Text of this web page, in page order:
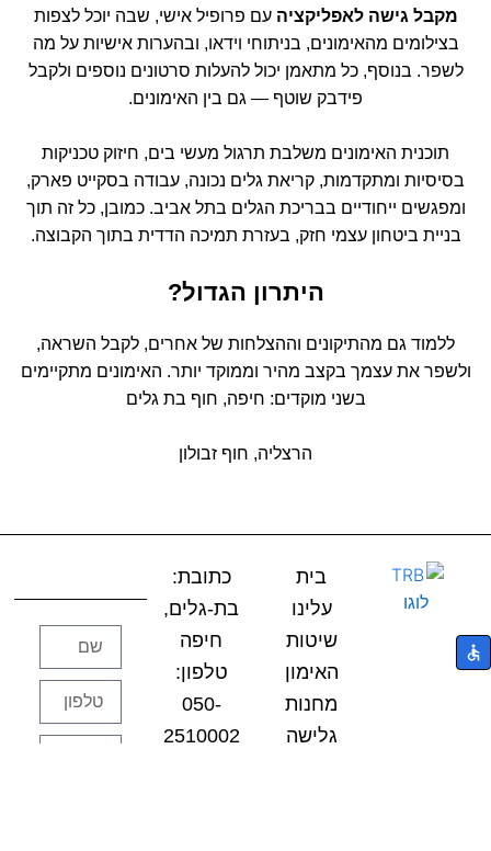
מקבל גישה לאפליקציה עם פרופיל אישי, שבה יוכל לצפות
בצילומים מהאימונים, בניתוחי וידאו, ובהערות אישיות על מה
לשפר. בנוסף, כל מתאמן יכול להעלות סרטונים נוספים ולקבל
פידבק שוטף — גם בין האימונים.
תוכנית האימונים משלבת תרגול מעשי בים, חיזוק טכניקות
בסיסיות ומתקדמות, קריאת גלים נכונה, עבודה בסקייט פארק,
ומפגשים ייחודיים בבריכת הגלים בתל אביב. כמובן, כל זה תוך
בניית ביטחון עצמי חזק, בעזרת תמיכה הדדית בתוך הקבוצה.
היתרון הגדול?
ללמוד גם מהתיקונים וההצלחות של אחרים, לקבל השראה,
ולשפר את עצמך בקצב מהיר וממוקד יותר. האימונים מתקיימים
בשני מוקדים: חיפה, חוף בת גלים
הרצליה, חוף זבולון
בית
עלינו
שיטות
האימון
מחנות
גלישה
כתובת:
בת-גלים,
חיפה
טלפון:
050-
2510002
נושא